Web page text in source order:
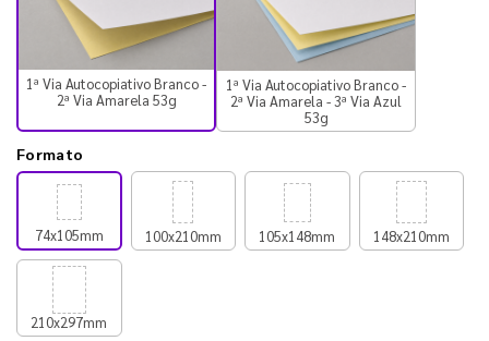
1ª Via Autocopiativo Branco -
2ª Via Amarela 53g
1ª Via Autocopiativo Branco -
2ª Via Amarela - 3ª Via Azul
53g
Formato
74x105mm 100x210mm 105x148mm 148x210mm
210x297mm